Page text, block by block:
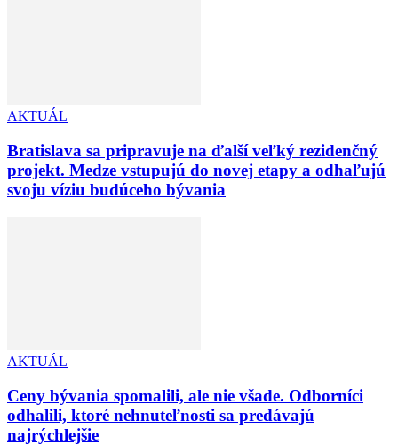
AKTUÁL
Bratislava sa pripravuje na ďalší veľký rezidenčný
projekt. Medze vstupujú do novej etapy a odhaľujú
svoju víziu budúceho bývania
AKTUÁL
Ceny bývania spomalili, ale nie všade. Odborníci
odhalili, ktoré nehnuteľnosti sa predávajú
najrýchlejšie